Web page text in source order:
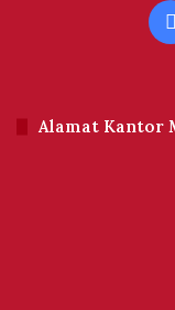
Alamat Kantor